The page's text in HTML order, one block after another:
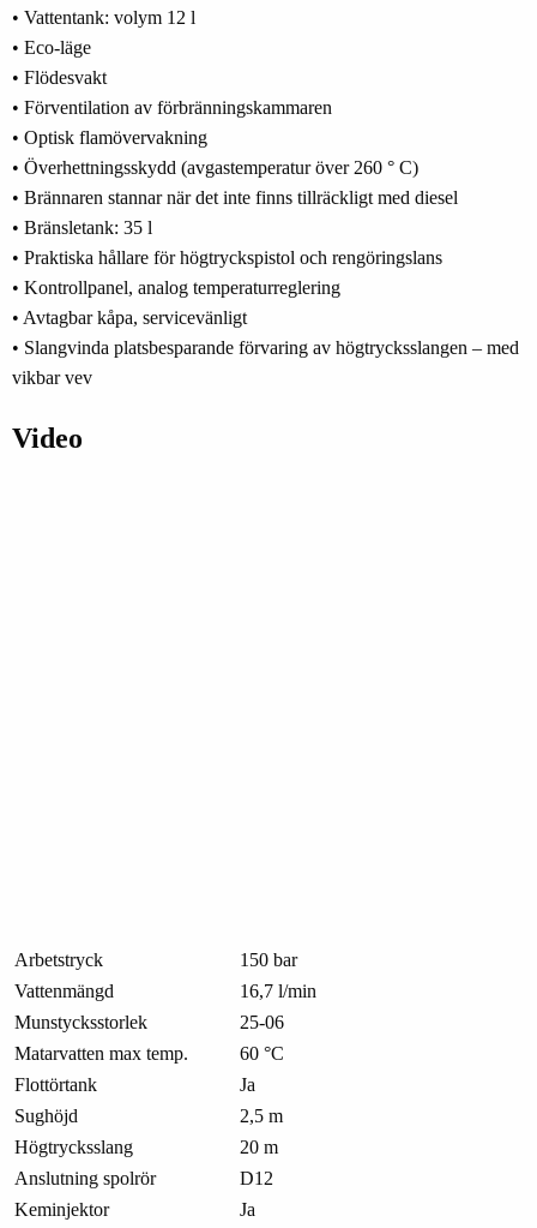
• Vattentank: volym 12 l
• Eco-läge
• Flödesvakt
• Förventilation av förbränningskammaren
• Optisk flamövervakning
• Överhettningsskydd (avgastemperatur över 260 ° C)
• Brännaren stannar när det inte finns tillräckligt med diesel
• Bränsletank: 35 l
• Praktiska hållare för högtryckspistol och rengöringslans
• Kontrollpanel, analog temperaturreglering
• Avtagbar kåpa, servicevänligt
• Slangvinda platsbesparande förvaring av högtrycksslangen – med
vikbar vev
Video
Arbetstryck
150 bar
Vattenmängd
16,7 l/min
Munstycksstorlek
25-06
Matarvatten max temp.
60 °C
Flottörtank
Ja
Sughöjd
2,5 m
Högtrycksslang
20 m
Anslutning spolrör
D12
Keminjektor
Ja